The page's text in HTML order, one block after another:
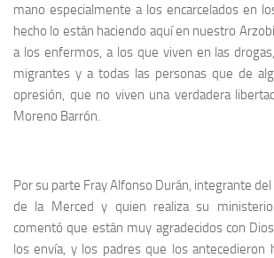
mano especialmente a los encarcelados en
hecho lo están haciendo aquí en nuestro
a los enfermos, a los que viven en las
migrantes y a todas las personas que de
opresión, que no viven una verdadera
Moreno Barrón.
Por su parte Fray Alfonso Durán, integrante del
de la Merced y quien realiza su ministerio
comentó que están muy agradecidos con
los envía, y los padres que los antecedieron